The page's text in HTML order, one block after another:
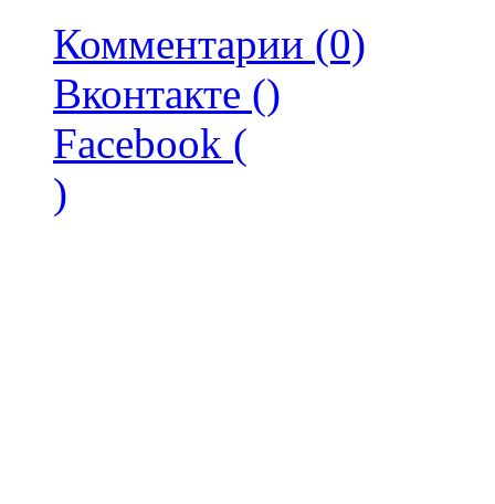
Комментарии (0)
Вконтакте ()
Facebook (
)